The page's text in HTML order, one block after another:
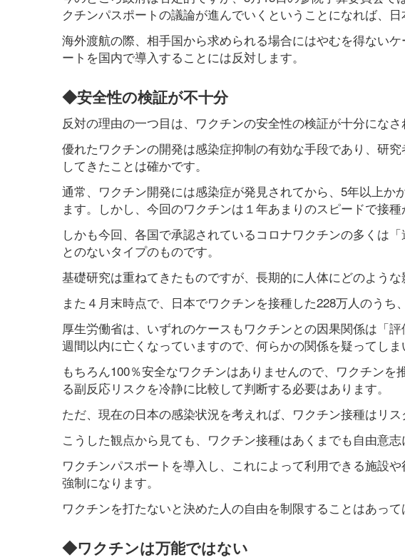
クチンパスポートの議論が進んでいくということになれば、
海外渡航の際、相手国から求められる場合にはやむを得ない
ートを国内で導入することには反対します。
◆安全性の検証が不十分
反対の理由の一つ目は、ワクチンの安全性の検証が十分になさ
優れたワクチンの開発は感染症抑制の有効な手段であり、研
してきたことは確かです。
通常、ワクチン開発には感染症が発見されてから、5年以上か
ます。しかし、今回のワクチンは１年あまりのスピードで接種
しかも今回、各国で承認されているコロナワクチンの多くは
とのないタイプのものです。
基礎研究は重ねてきたものですが、長期的に人体にどのような
また４月末時点で、日本でワクチンを接種した228万人のうち
厚生労働省は、いずれのケースもワクチンとの因果関係は「
週間以内に亡くなっていますので、何らかの関係を疑ってしま
もちろん100％安全なワクチンはありませんので、ワクチン
る副反応リスクを冷静に比較して判断する必要はあります。
ただ、現在の日本の感染状況を考えれば、ワクチン接種はリ
こうした観点から見ても、ワクチン接種はあくまでも自由意志
ワクチンパスポートを導入し、これによって利用できる施設
強制になります。
ワクチンを打たないと決めた人の自由を制限することはあって
◆ワクチンは万能ではない